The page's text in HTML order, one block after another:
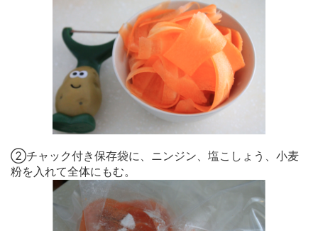
②チャック付き保存袋に、ニンジン、塩こしょう、小麦
粉を入れて全体にもむ。